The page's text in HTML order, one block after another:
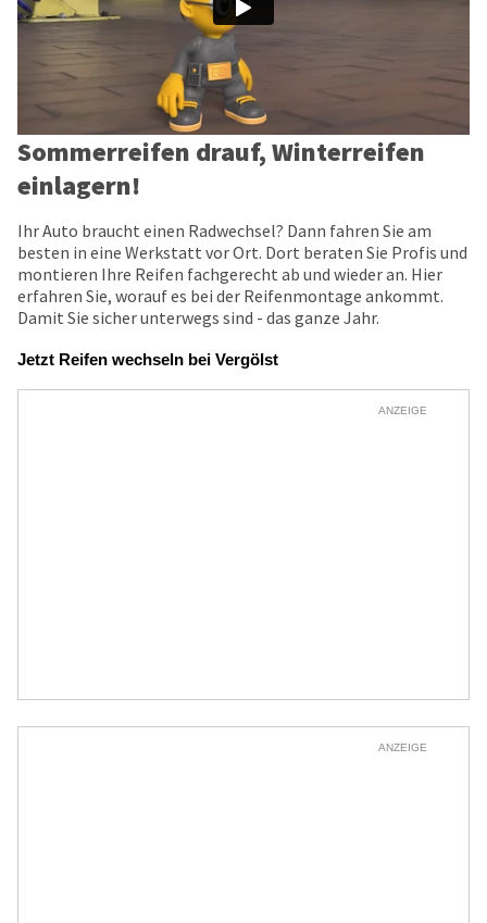
Sommerreifen drauf, Winterreifen
einlagern!
Ihr Auto braucht einen Radwechsel? Dann fahren Sie am
besten in eine Werkstatt vor Ort. Dort beraten Sie Profis und
montieren Ihre Reifen fachgerecht ab und wieder an. Hier
erfahren Sie, worauf es bei der Reifenmontage ankommt.
Damit Sie sicher unterwegs sind - das ganze Jahr.
Jetzt Reifen wechseln bei Vergölst
ANZEIGE
ANZEIGE